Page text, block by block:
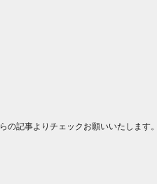
記事よりチェックお願いいたします。